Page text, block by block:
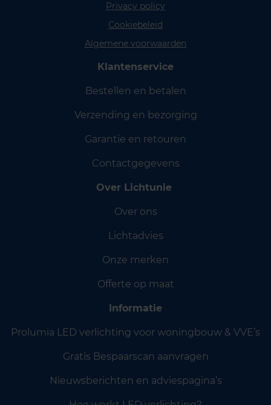
Privacy policy
Cookiebeleid
Algemene voorwaarden
Klantenservice
Bestellen en betalen
Verzending en bezorging
Garantie en retouren
Contactgegevens
Over Lichtunie
Over ons
Lichtadvies
Onze merken
Offerte op maat
Informatie
Prolumia LED verlichting voor woningbouw & VVE’s
Gratis Bespaarscan aanvragen
Nieuwsberichten en adviespagina’s